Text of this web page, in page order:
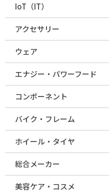
IoT（IT）
アクセサリー
ウェア
エナジー・パワーフード
コンポーネント
バイク・フレーム
ホイール・タイヤ
総合メーカー
美容ケア・コスメ